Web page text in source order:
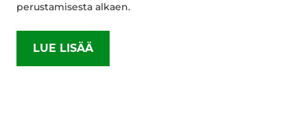
perustamisesta alkaen.
LUE LISÄÄ